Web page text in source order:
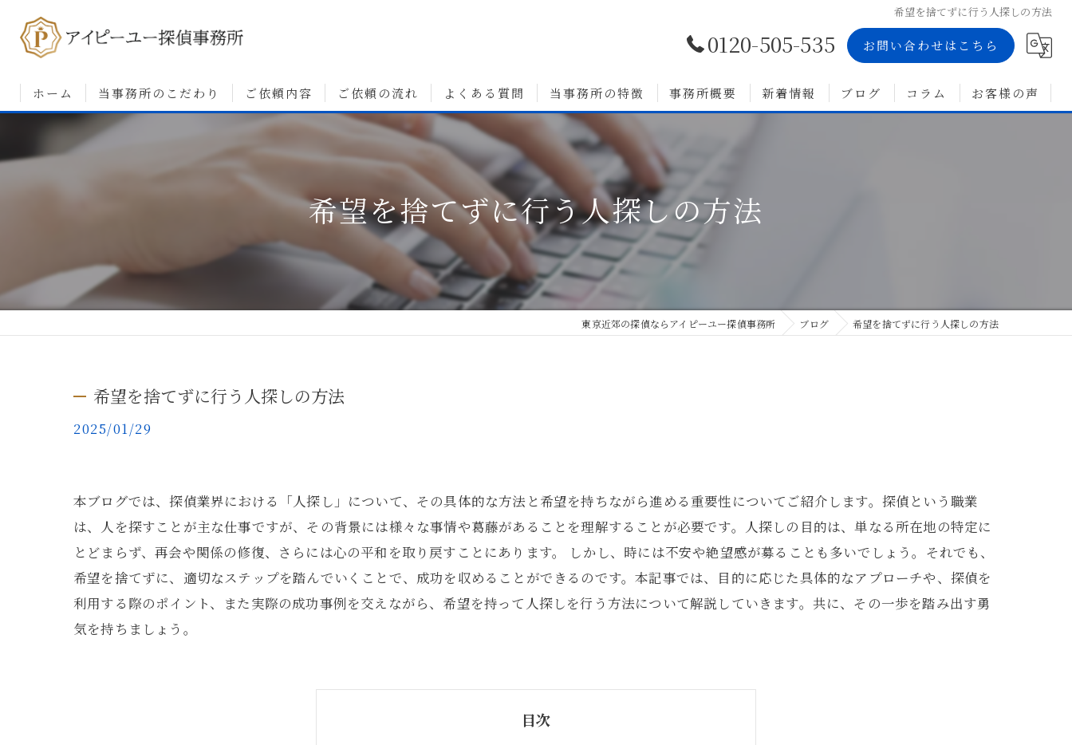
希望を捨てずに行う人探しの方法
0120-505-535 お問い合わせはこちら
ホーム 当事務所のこだわり ご依頼内容
浮気調査について
婚前調査について
素行・行動調査について
人探しについて
ご依頼の流れ よくある質問 当事務所の特徴
浮気調査
婚前調査
人探し
素行調査
無料相談
事務所概要 新着情報 ブログ コラム お客様の声
希望を捨てずに行う人探しの方法
東京近郊の探偵ならアイピーユー探偵事務所 ブログ 希望を捨てずに行う人探しの方法
希望を捨てずに行う人探しの方法
2025/01/29
本ブログでは、探偵業界における「人探し」について、その具体的な方法と希望を持ちながら進める重要性についてご紹介します。探偵という職業
は、人を探すことが主な仕事ですが、その背景には様々な事情や葛藤があることを理解することが必要です。人探しの目的は、単なる所在地の特定に
とどまらず、再会や関係の修復、さらには心の平和を取り戻すことにあります。 しかし、時には不安や絶望感が募ることも多いでしょう。それでも、
希望を捨てずに、適切なステップを踏んでいくことで、成功を収めることができるのです。本記事では、目的に応じた具体的なアプローチや、探偵を
利用する際のポイント、また実際の成功事例を交えながら、希望を持って人探しを行う方法について解説していきます。共に、その一歩を踏み出す勇
気を持ちましょう。
目次